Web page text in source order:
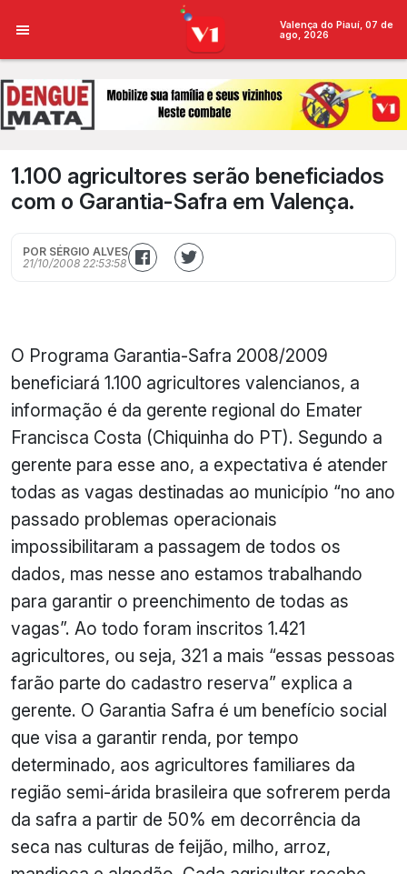
Valença do Piauí, 07 de
ago, 2026
1.100 agricultores serão beneficiados
com o Garantia-Safra em Valença.
POR SÉRGIO ALVES
21/10/2008 22:53:58
O Programa Garantia-Safra 2008/2009
beneficiará 1.100 agricultores valencianos, a
informação é da gerente regional do Emater
Francisca Costa (Chiquinha do PT). Segundo a
gerente para esse ano, a expectativa é atender
todas as vagas destinadas ao município “no ano
passado problemas operacionais
impossibilitaram a passagem de todos os
dados, mas nesse ano estamos trabalhando
para garantir o preenchimento de todas as
vagas”. Ao todo foram inscritos 1.421
agricultores, ou seja, 321 a mais “essas pessoas
farão parte do cadastro reserva” explica a
gerente. O Garantia Safra é um benefício social
que visa a garantir renda, por tempo
determinado, aos agricultores familiares da
região semi-árida brasileira que sofrerem perda
da safra a partir de 50% em decorrência da
seca nas culturas de feijão, milho, arroz,